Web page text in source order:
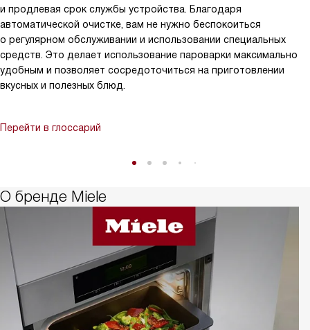
и продлевая срок службы устройства. Благодаря
автоматической очистке, вам не нужно беспокоиться
о регулярном обслуживании и использовании специальных
средств. Это делает использование пароварки максимально
удобным и позволяет сосредоточиться на приготовлении
вкусных и полезных блюд.
Перейти в глоссарий
О бренде Miele